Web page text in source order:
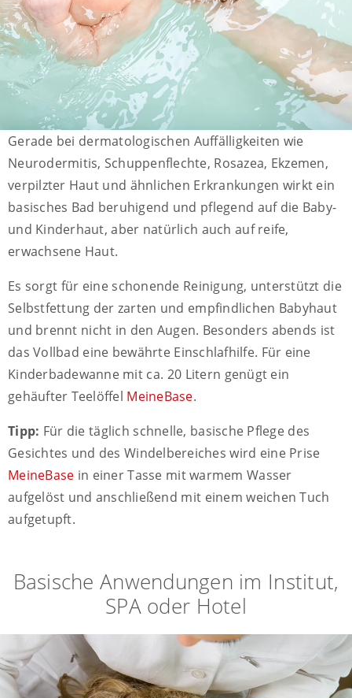
Gerade bei dermatologischen Auffälligkeiten wie
Neurodermitis, Schuppenflechte, Rosazea, Ekzemen,
verpilzter Haut und ähnlichen Erkrankungen wirkt ein
basisches Bad beruhigend und pflegend auf die Baby-
und Kinderhaut, aber natürlich auch auf reife,
erwachsene Haut.
Es sorgt für eine schonende Reinigung, unterstützt die
Selbstfettung der zarten und empfindlichen Babyhaut
und brennt nicht in den Augen. Besonders abends ist
das Vollbad eine bewährte Einschlafhilfe. Für eine
Kinderbadewanne mit ca. 20 Litern genügt ein
gehäufter Teelöffel MeineBase.
Tipp: Für die täglich schnelle, basische Pflege des
Gesichtes und des Windelbereiches wird eine Prise
MeineBase in einer Tasse mit warmem Wasser
aufgelöst und anschließend mit einem weichen Tuch
aufgetupft.
Basische Anwendungen im Institut,
SPA oder Hotel